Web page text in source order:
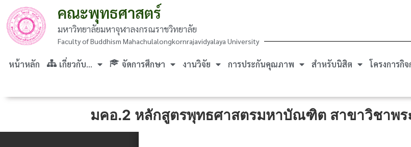
คณะพุทธศาสตร์
มหาวิทยาลัยมหาจุฬาลงกรณราชวิทยาลัย
Faculty of Buddhism Mahachulalongkornrajavidyalaya University
หน้าหลัก เกี่ยวกับ… จัดการศึกษา งานวิจัย การประกันคุณภาพ สำหรับนิสิต โครงการกิจ
มคอ.2 หลักสูตรพุทธศาสตรมหาบัณฑิต สาขาวิชาพร